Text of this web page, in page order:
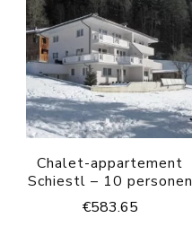
Chalet-appartement
Schiestl – 10 personen
€583.65